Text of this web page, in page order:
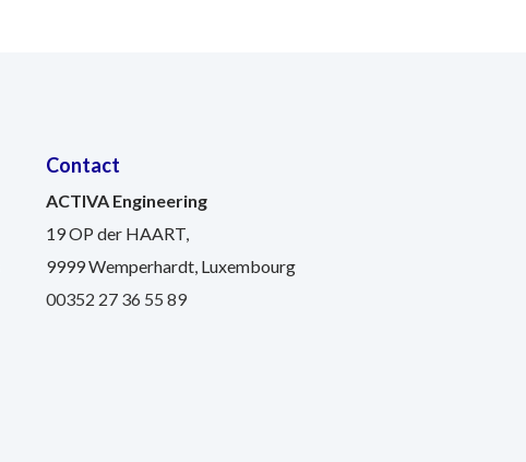
Contact
ACTIVA Engineering
19 OP der HAART,
9999 Wemperhardt, Luxembourg
00352 27 36 55 89